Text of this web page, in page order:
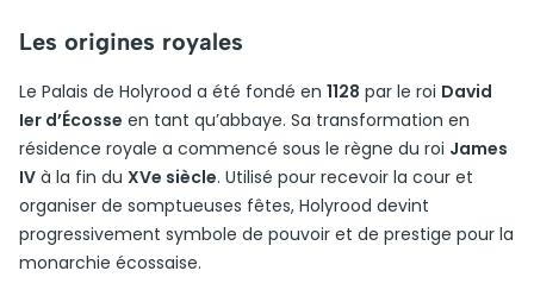
Les origines royales
Le Palais de Holyrood a été fondé en 1128 par le roi David
Ier d’Écosse en tant qu’abbaye. Sa transformation en
résidence royale a commencé sous le règne du roi James
IV à la fin du XVe siècle. Utilisé pour recevoir la cour et
organiser de somptueuses fêtes, Holyrood devint
progressivement symbole de pouvoir et de prestige pour la
monarchie écossaise.